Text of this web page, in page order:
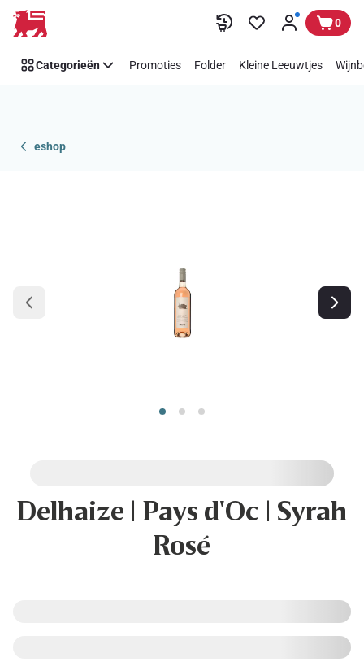
Overslaan 0
Categorieën Promoties Folder Kleine Leeuwtjes
eshop
Delhaize | Pays d'Oc | Syrah
Rosé